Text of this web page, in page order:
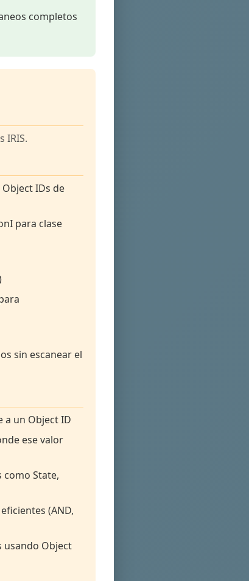
completos
IRIS.
IDs de
para clase
sin escanear el
a un Object ID
ese valor
como State,
(AND,
usando Object